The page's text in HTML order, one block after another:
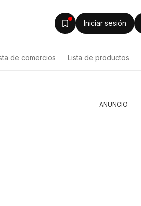
Iniciar sesión
de comercios Lista de productos
ANUNCIO